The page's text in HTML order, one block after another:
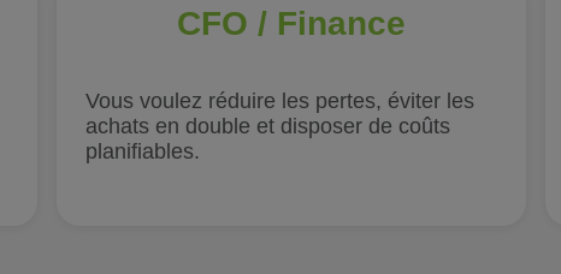
CFO / Finance
Vous voulez réduire les pertes, éviter les
achats en double et disposer de coûts
planifiables.